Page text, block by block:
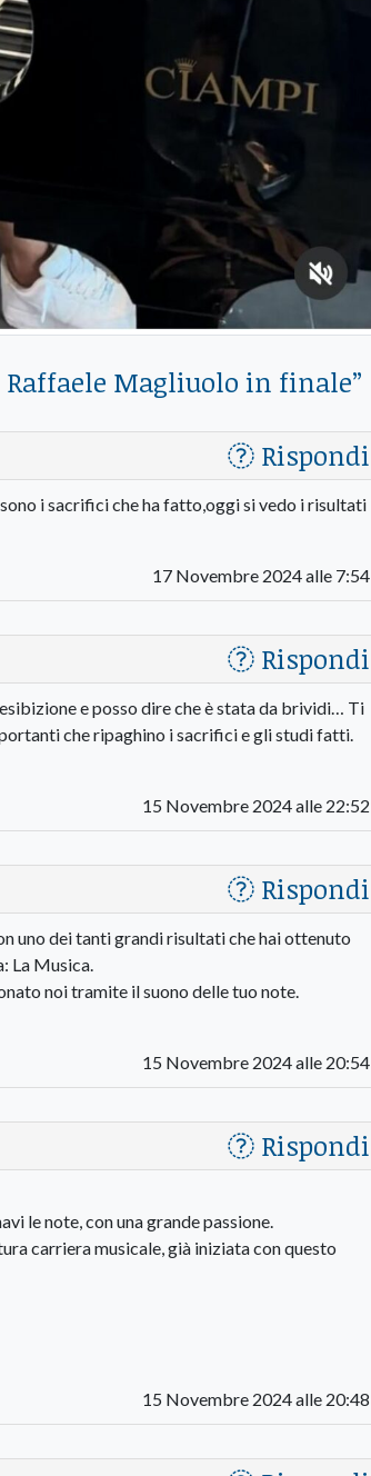
Raffaele Magliuolo in finale”
Rispondi
i sacrifici che ha fatto,oggi si vedo i risultati
17 Novembre 2024 alle 7:54
Rispondi
e posso dire che è stata da brividi… Ti
che ripaghino i sacrifici e gli studi fatti.
15 Novembre 2024 alle 22:52
Rispondi
uno dei tanti grandi risultati che hai ottenuto
La Musica.
noi tramite il suono delle tuo note.
15 Novembre 2024 alle 20:54
Rispondi
le note, con una grande passione.
carriera musicale, già iniziata con questo
15 Novembre 2024 alle 20:48